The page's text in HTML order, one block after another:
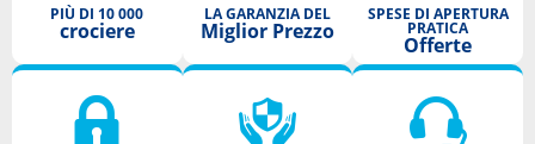
PIÙ DI 10 000
crociere
LA GARANZIA DEL
Miglior Prezzo
SPESE DI APERTURA
PRATICA
Offerte